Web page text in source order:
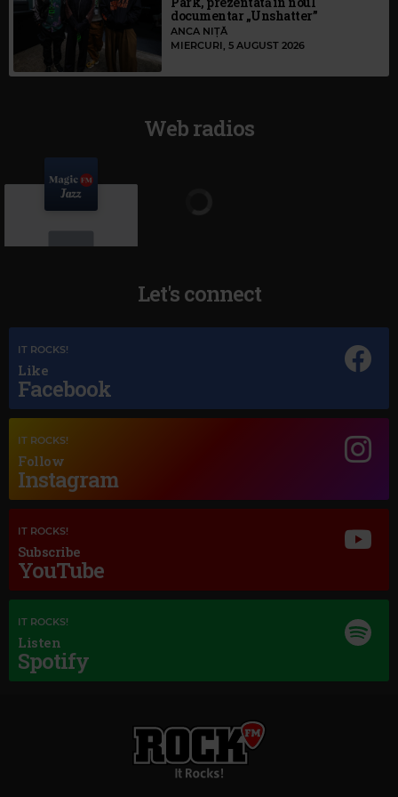
documentar „Unshatter”
ANCA NIȚĂ
MIERCURI, 5 AUGUST 2026
Web radios
Magic Jazz
MACY GRAY
Let's connect
IT ROCKS!
Like
Facebook
IT ROCKS!
Follow
Instagram
IT ROCKS!
Subscribe
YouTube
IT ROCKS!
Listen
Spotify